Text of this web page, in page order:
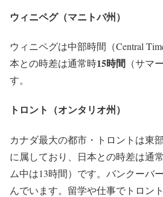
ウィニペグ（マニトバ州）
ウィニペグは中部時間（Central
本との時差は通常時15時間 （サマ
す。
トロント（オンタリオ州）
カナダ最大の都市・トロントは東部
に属しており、日本との時差は通
ム中は13時間）です。バンクーバ
んでいます。留学や仕事でトロン